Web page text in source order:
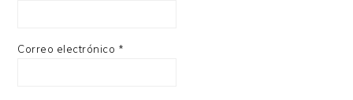
Correo electrónico *